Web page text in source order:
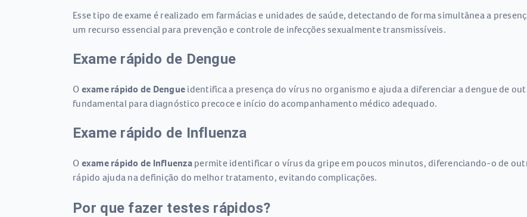
Esse tipo de exame é realizado em farmácias e unidades de saúde, detectando de forma simultânea a
um recurso essencial para prevenção e controle de infecções sexualmente transmissíveis.
Exame rápido de Dengue
O exame rápido de Dengue identifica a presença do vírus no organismo e ajuda a diferenciar a dengue de
fundamental para diagnóstico precoce e início do acompanhamento médico adequado.
Exame rápido de Influenza
O exame rápido de Influenzapermite identificar o vírus da gripe em poucos minutos, diferenciando-o de
rápido ajuda na definição do melhor tratamento, evitando complicações.
Por que fazer testes rápidos?